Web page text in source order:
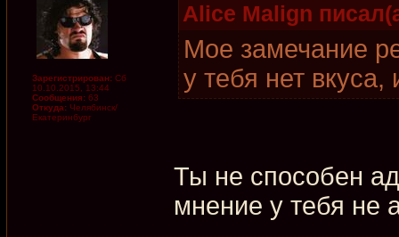
Зарегистрирован: Сб
10.10.2015, 13:44
Сообщения: 63
Откуда: Челябинск/
Екатеринбург
Alice Malign
Мое замечание
у тебя нет
Ты не способен
мнение у тебя не